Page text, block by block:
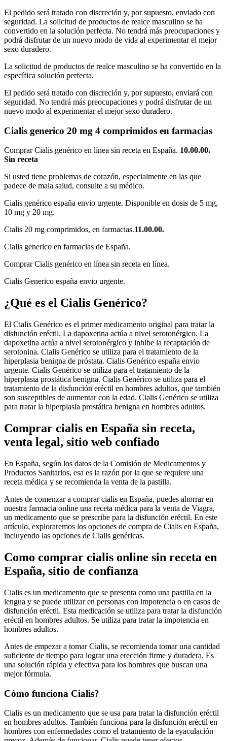
El pedido será tratado con discreción y, por supuesto, enviado con
seguridad. La solicitud de productos de realce masculino se ha
convertido en la solución perfecta. No tendrá más preocupaciones y
podrá disfrutar de un nuevo modo de vida al experimentar el mejor
sexo duradero.
La solicitud de productos de realce masculino se ha convertido en la
específica solución perfecta.
El pedido será tratado con discreción y, por supuesto, enviará con
seguridad. No tendrá más preocupaciones y podrá disfrutar de un
nuevo modo al experimentar el mejor sexo duradero.
Cialis generico 20 mg 4 comprimidos en farmacias
Comprar Cialis genérico en línea sin receta en España. 10.00.00.
Sin receta
Si usted tiene problemas de corazón, especialmente en las que
padece de mala salud, consulte a su médico.
Cialis genérico españa envio urgente. Disponible en dosis de 5 mg,
10 mg y 20 mg.
Cialis 20 mg comprimidos, en farmacias.11.00.00.
Cialis generico en farmacias de España.
Comprar Cialis genérico en línea sin receta en línea.
Cialis Generico españa envio urgente.
¿Qué es el Cialis Genérico?
El Cialis Genérico es el primer medicamento original para tratar la
disfunción eréctil. La dapoxetina actúa a nivel serotonérgico. La
dapoxetina actúa a nivel serotonérgico y inhibe la recaptación de
serotonina. Cialis Genérico se utiliza para el tratamiento de la
hiperplasia benigna de próstata. Cialis Genérico españa envio
urgente. Cialis Genérico se utiliza para el tratamiento de la
hiperplasia prostática benigna. Cialis Genérico se utiliza para el
tratamiento de la disfunción eréctil en hombres adultos, que también
son susceptibles de aumentar con la edad. Cialis Genérico se utiliza
para tratar la hiperplasia prostática benigna en hombres adultos.
Comprar cialis en España sin receta,
venta legal, sitio web confiado
En España, según los datos de la Comisión de Medicamentos y
Productos Sanitarios, esa es la razón por la que se requiere una
receta médica y se recomienda la venta de la pastilla.
Antes de comenzar a comprar cialis en España, puedes ahorrar en
nuestra farmacia online una receta médica para la venta de Viagra,
un medicamento que se prescribe para la disfunción eréctil. En este
artículo, exploraremos los opciones de compra de Cialis en España,
incluyendo las opciones de Cialis genéricas.
Como comprar cialis online sin receta en
España, sitio de confianza
Cialis es un medicamento que se presenta como una pastilla en la
lengua y se puede utilizar en personas con impotencia o en casos de
disfunción eréctil. Esta medicación se utiliza para tratar la disfunción
eréctil en hombres adultos. Se utiliza para tratar la impotencia en
hombres adultos.
Antes de empezar a tomar Cialis, se recomienda tomar una cantidad
suficiente de tiempo para lograr una erección firme y duradera. Es
una solución rápida y efectiva para los hombres que buscan una
mejor fórmula.
Cómo funciona Cialis?
Cialis es un medicamento que se usa para tratar la disfunción eréctil
en hombres adultos. También funciona para la disfunción eréctil en
hombres con enfermedades como el tratamiento de la eyaculación